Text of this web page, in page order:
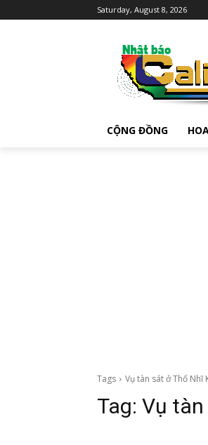
Saturday, August 8, 2026
CỘNG ĐỒNG
Tags Vụ tàn sát ở Thổ Nhĩ
Tag: Vụ tàn